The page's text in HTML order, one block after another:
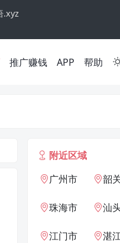
.xyz
推广赚钱 APP 帮助
附近区域
广州市
韶
珠海市 汕
江门市 湛